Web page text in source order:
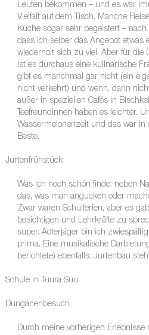
Leuten bekommen – und es war
Vielfalt auf dem Tisch. Manche
Küche sogar sehr begeistert –
dass ich selber das Angebot etwas
wiederholt sich zu viel. Aber für die
ist es durchaus eine kulinarische
gibt es manchmal gar nicht (ein
nicht verkehrt) und wenn, dann
außer in speziellen Cafés in
TeefreundInnen haben es leichter.
Wassermelonenzeit und das war in
Beste.
Jurtenfrühstück
Was ich noch schön finde: neben
das, was man angucken oder
Zwar waren Schulferien, aber es
besichtigen und Lehrkräfte zu
super. Adlerjäger bin ich
prima. Eine musikalische
berichtete) ebenfalls. Jurtenbau
Schule in Tuura Suu
Dunganenbesuch
Durch meine vorherigen